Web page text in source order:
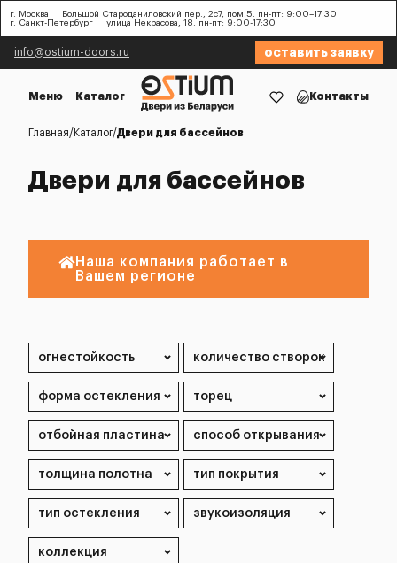
г. Москва
Большой Староданиловский пер., 2с7, пом.5. пн-пт: 9:00–17:30
г. Санкт-Петербург
улица Некрасова, 18. пн-пт: 9:00-17:30
info@ostium-doors.ru оставить заявку
Меню Каталог Контакты
Главная Каталог Двери для бассейнов
Двери для бассейнов
Наша компания работает в
Вашем регионе